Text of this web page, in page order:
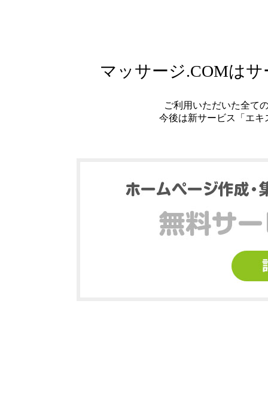
マッサージ.COMは
ご利用いただいた全て
今後は新サービス「エ